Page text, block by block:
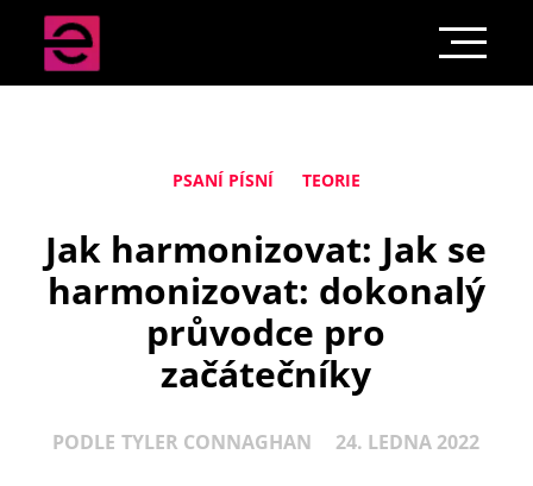
PSANÍ PÍSNÍ TEORIE
Jak harmonizovat: Jak se
harmonizovat: dokonalý
průvodce pro
začátečníky
PODLE TYLER CONNAGHAN 24. LEDNA 2022